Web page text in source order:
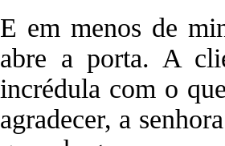
E em menos de
abre a porta. A
incrédula com o
agradecer, a